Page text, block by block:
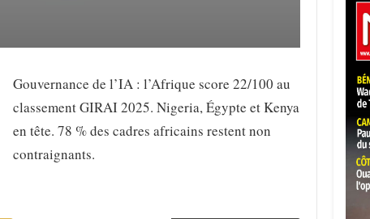
Gouvernance de l’IA : l’Afrique score 22/100 au
classement GIRAI 2025. Nigeria, Égypte et Kenya
en tête. 78 % des cadres africains restent non
contraignants.